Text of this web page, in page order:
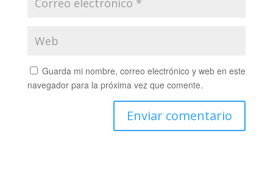
Guarda mi nombre, correo electrónico y web en este
navegador para la próxima vez que comente.